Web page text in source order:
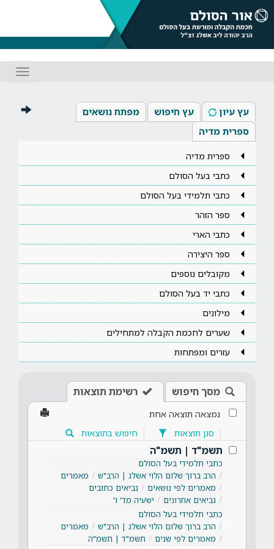
עץ עיון עץ חיפוש
מפתח נושאים
ספרית מדיה
ספרית מדיה
כתבי בעל הסולם
כתבי תלמידי בעל הסולם
ספר הזהר
כתבי הארי
ספר היצירה
מקובלים נוספים
כתבי יד בעל הסולם
מילונים
שערים לחכמת הקבלה למתחילים
עזרים ומפתחות
מסך חיפוש רשימת תוצאות
נמצאה תוצאה אחת
סנן תוצאות
חיפוש בתוצאות
תשמ"ד | תשמ"ה
כתבי תלמידי בעל הסולם
הרב ברוך שלום הלוי אשלג | הרב"ש
מאמרים
מאמרים לפי נושאים
נביאים כתובים
נביאים אחרונים
ישעיה מד' ו'
כתבי תלמידי בעל הסולם
הרב ברוך שלום הלוי אשלג | הרב"ש
מאמרים
מאמרים לפי שנים
תשמ"ד | תשמ"ה